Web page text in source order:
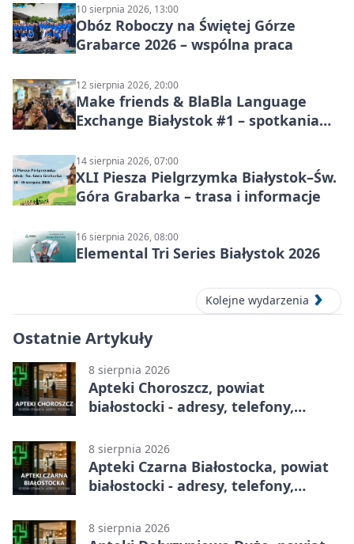
10 sierpnia 2026, 13:00
Obóz Roboczy na Świętej Górze
Grabarce 2026 – wspólna praca
12 sierpnia 2026, 20:00
Make friends & BlaBla Language
Exchange Białystok #1 – spotkania
14 sierpnia 2026, 07:00
XLI Piesza Pielgrzymka Białystok–Św.
Góra Grabarka – trasa i informacje
16 sierpnia 2026, 08:00
Elemental Tri Series Białystok 2026
Kolejne wydarzenia
Ostatnie Artykuły
8 sierpnia 2026
Apteki Choroszcz, powiat
białostocki - adresy, telefony,
8 sierpnia 2026
Apteki Czarna Białostocka, powiat
białostocki - adresy, telefony,
8 sierpnia 2026